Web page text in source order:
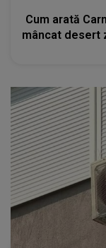
Cum arată
mâncat desert